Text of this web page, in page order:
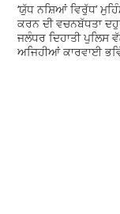
‘ਯੁੱਧ ਨਸ਼ਿਆਂ ਵਿਰੁੱਧ’
ਕਰਨ ਦੀ ਵਚਨਬੱਧਤਾ
ਜਲੰਧਰ ਦਿਹਾਤੀ ਪੁਲਿਸ
ਅਜਿਹੀਆਂ ਕਾਰਵਾਈ